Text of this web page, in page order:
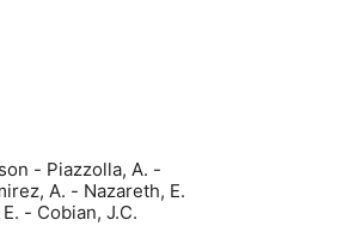
- Piazzolla, A. -
A. - Nazareth, E.
- Cobian, J.C.